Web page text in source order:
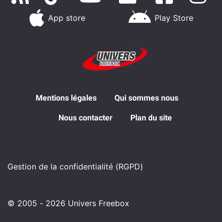
App store Play Store
Mentions légales Qui sommes nous
Nous contacter Plan du site
Gestion de la confidentialité (RGPD)
© 2005 - 2026 Univers Freebox